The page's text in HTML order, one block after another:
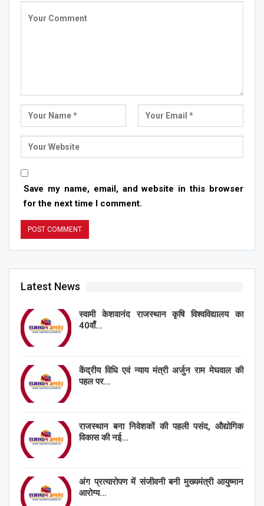
Save my name, email, and website in this browser
for the next time I comment.
Latest News
स्वामी केशवानंद राजस्थान कृषि विश्वविद्यालय का
40वाँ…
केंद्रीय विधि एवं न्याय मंत्री अर्जुन राम मेघवाल की
पहल पर…
राजस्थान बना निवेशकों की पहली पसंद, औद्योगिक
विकास की नई…
अंग प्रत्यारोपण में संजीवनी बनी मुख्यमंत्री आयुष्मान
आरोग्य…